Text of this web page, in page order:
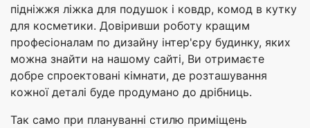
підніжжя ліжка для подушок і ковдр, комод в кутку
для косметики. Довіривши роботу кращим
професіоналам по дизайну інтер'єру будинку, яких
можна знайти на нашому сайті, Ви отримаєте
добре спроектовані кімнати, де розташування
кожної деталі буде продумано до дрібниць.
Так само при плануванні стилю приміщень